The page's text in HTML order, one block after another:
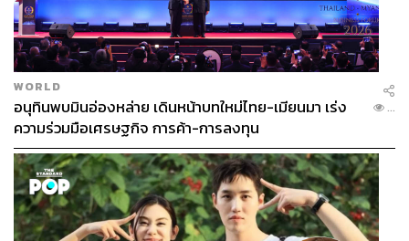
WORLD
อนุทินพบมินอ่องหล่าย เดินหน้าบทใหม่ไทย-เมียนมา เร่ง
ความร่วมมือเศรษฐกิจ การค้า-การลงทุน
...